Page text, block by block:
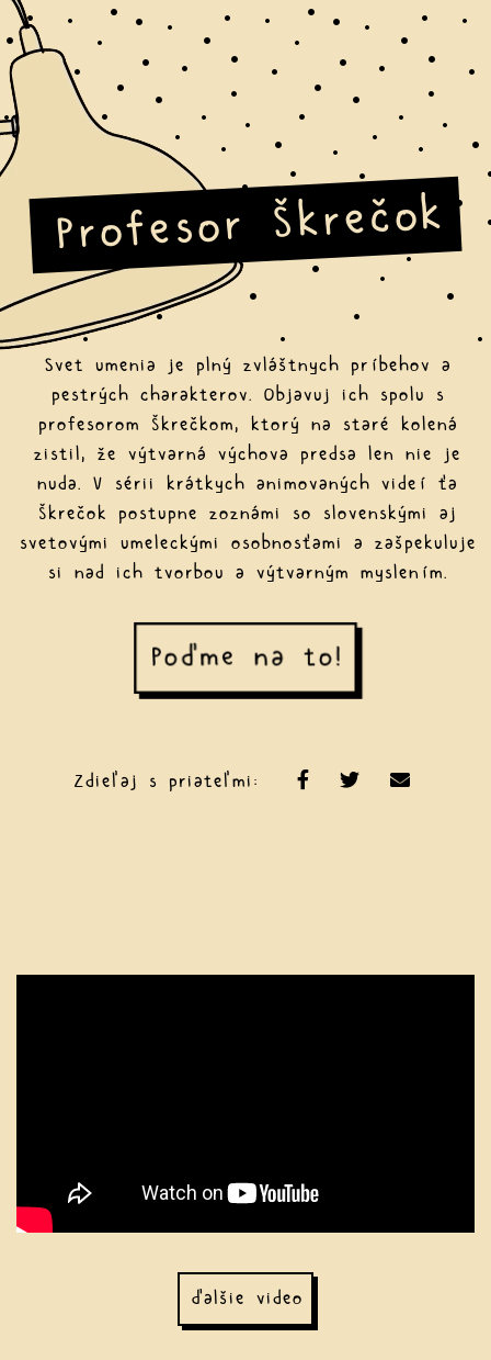
Profesor Škrečok
Svet umenia je plný zvláštnych príbehov a
pestrých charakterov. Objavuj ich spolu s
profesorom Škrečkom, ktorý na staré kolená
zistil, že výtvarná výchova predsa len nie je
nuda. V sérii krátkych animovaných videí ťa
Škrečok postupne zoznámi so slovenskými aj
svetovými umeleckými osobnosťami a zašpekuluje
si nad ich tvorbou a výtvarným myslením.
Poďme na to!
Zdieľaj s priateľmi:
ďalšie video